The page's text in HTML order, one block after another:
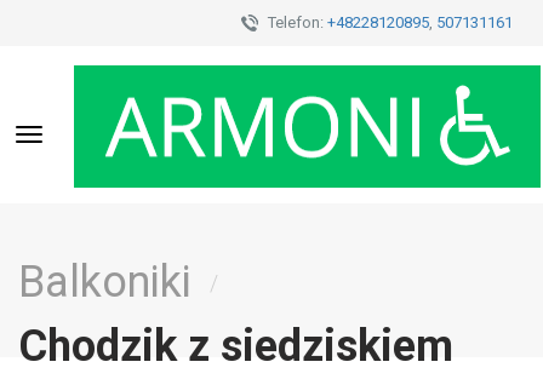
Telefon: +48228120895, 507131161
Toggle
navigation
Balkoniki /
Chodzik z siedziskiem